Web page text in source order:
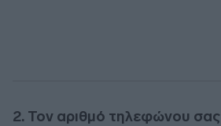
2. Τον αριθμό τηλεφώνου σας